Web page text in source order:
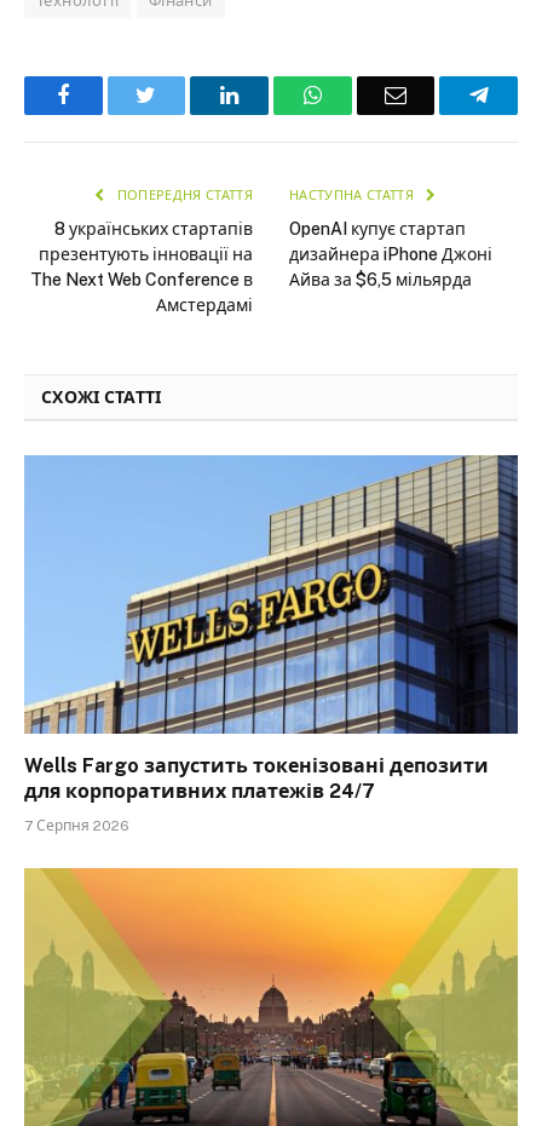
Facebook LinkedInWhatsAppEmail
ПОПЕРЕДНЯ СТАТТЯ
8 українських стартапів
презентують інновації на
The Next Web Conference в
Амстердамі
НАСТУПНА СТАТТЯ
OpenAI купує стартап
дизайнера iPhone Джоні
Айва за $6,5 мільярда
СХОЖІ СТАТТІ
Wells Fargo запустить токенізовані депозити
для корпоративних платежів 24/7
7 Серпня 2026